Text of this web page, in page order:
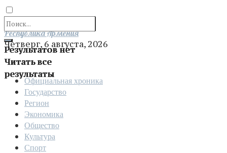
Результатов нет
Читать все
результаты
Отправить
Республика Армения
Четверг, 6 августа, 2026
Официальная хроника
Государство
Регион
Экономика
Общество
Культура
Спорт